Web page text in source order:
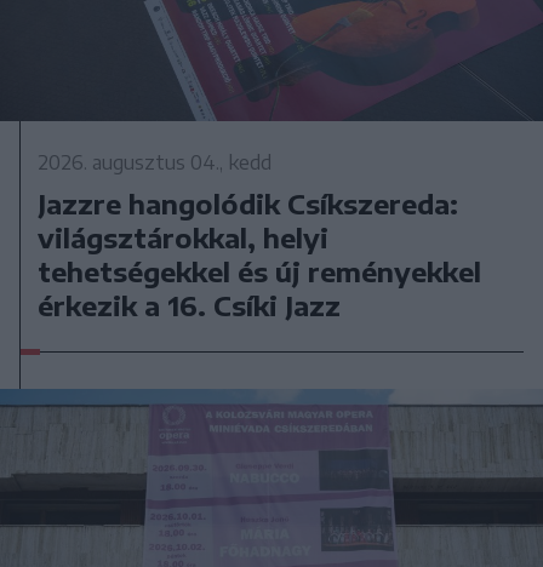
2026. augusztus 04., kedd
Jazzre hangolódik Csíkszereda:
világsztárokkal, helyi
tehetségekkel és új reményekkel
érkezik a 16. Csíki Jazz